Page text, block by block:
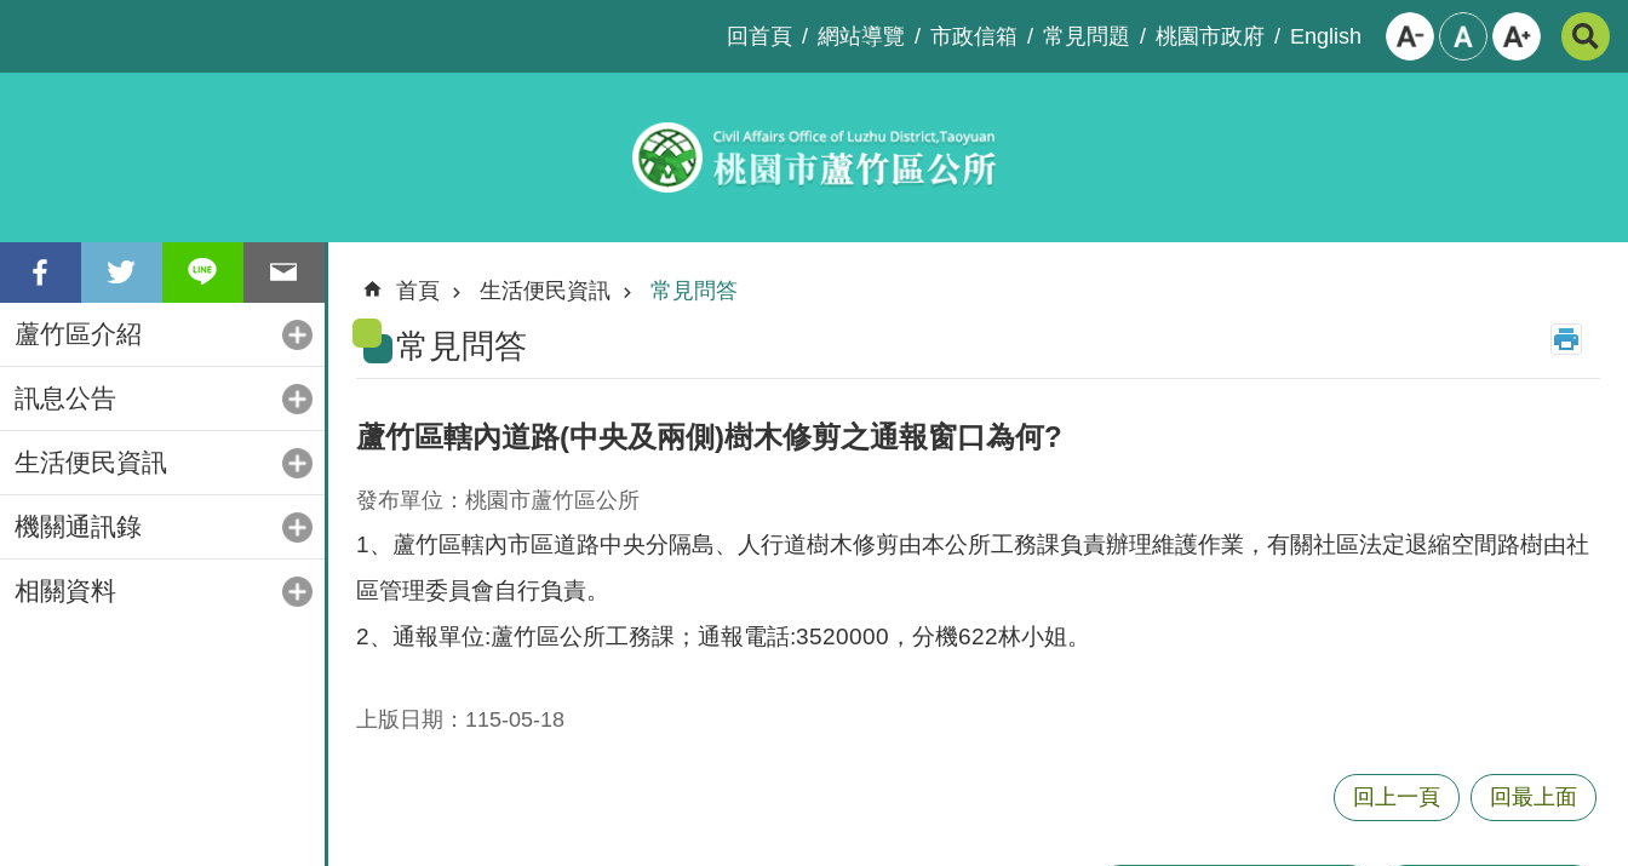
回首頁 網站導覽 市政信箱 常見問題 桃園市政府 English
蘆竹區介紹
訊息公告
生活便民資訊
機關通訊錄
相關資料
首頁 生活便民資訊 常見問答
常見問答
蘆竹區轄內道路(中央及兩側)樹木修剪之通報窗口為何?
發布單位：桃園市蘆竹區公所
1、蘆竹區轄內市區道路中央分隔島、人行道樹木修剪由本公所工務課負責辦理維護作業，有關社區法定退縮空間路樹由社
區管理委員會自行負責。
2、通報單位:蘆竹區公所工務課；通報電話:3520000，分機622林小姐。
上版日期：115-05-18
回上一頁 回最上面